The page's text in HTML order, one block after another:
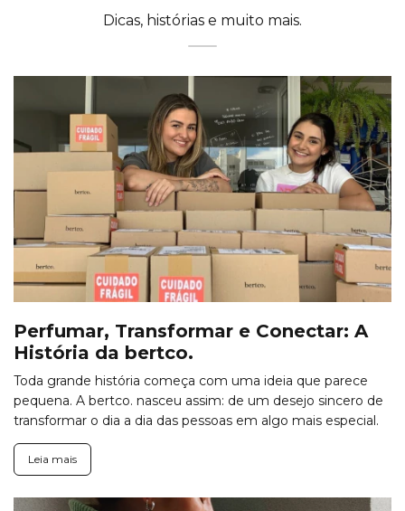
Dicas, histórias e muito mais.
Perfumar, Transformar e Conectar: A
História da bertco.
Toda grande história começa com uma ideia que parece
pequena. A bertco. nasceu assim: de um desejo sincero de
transformar o dia a dia das pessoas em algo mais especial.
Leia mais